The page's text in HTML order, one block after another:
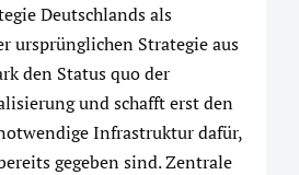
Deutschlands als
ursprünglichen Strategie aus
den Status quo der
und schafft erst den
Infrastruktur dafür,
gegeben sind. Zentrale